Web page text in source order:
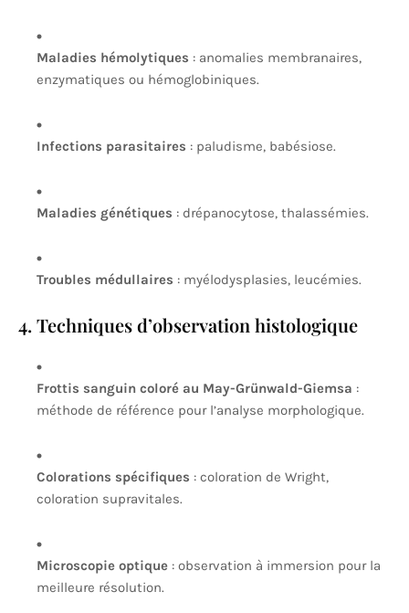
Maladies hémolytiques : anomalies membranaires,
enzymatiques ou hémoglobiniques.
Infections parasitaires : paludisme, babésiose.
Maladies génétiques : drépanocytose, thalassémies.
Troubles médullaires : myélodysplasies, leucémies.
4. Techniques d’observation histologique
Frottis sanguin coloré au May-Grünwald-Giemsa :
méthode de référence pour l’analyse morphologique.
Colorations spécifiques : coloration de Wright,
coloration supravitales.
Microscopie optique : observation à immersion pour la
meilleure résolution.